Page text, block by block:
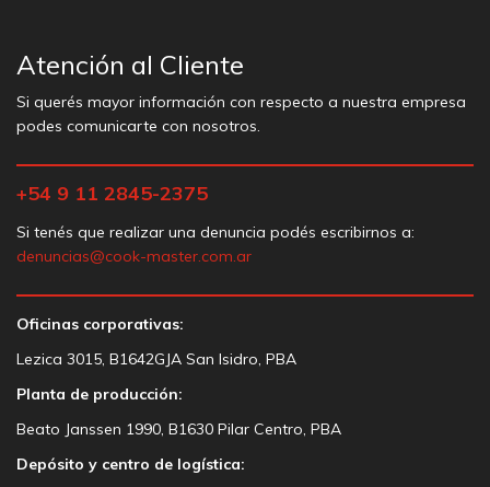
Atención al Cliente
Si querés mayor información con respecto a nuestra empresa
podes comunicarte con nosotros.
+54 9 11 2845-2375
Si tenés que realizar una denuncia podés escribirnos a:
denuncias@cook-master.com.ar
Oficinas corporativas:
Lezica 3015, B1642GJA San Isidro, PBA
Planta de producción:
Beato Janssen 1990, B1630 Pilar Centro, PBA
Depósito y centro de logística: